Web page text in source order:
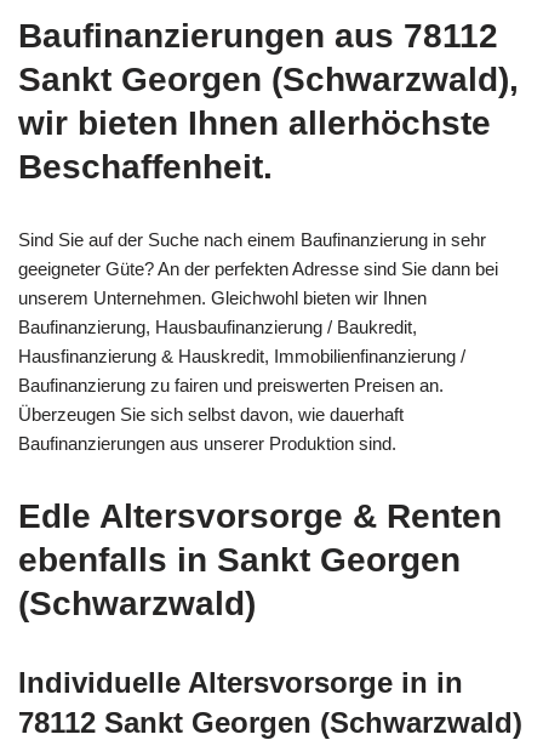
Baufinanzierungen aus 78112
Sankt Georgen (Schwarzwald),
wir bieten Ihnen allerhöchste
Beschaffenheit.
Sind Sie auf der Suche nach einem Baufinanzierung in sehr
geeigneter Güte? An der perfekten Adresse sind Sie dann bei
unserem Unternehmen. Gleichwohl bieten wir Ihnen
Baufinanzierung, Hausbaufinanzierung / Baukredit,
Hausfinanzierung & Hauskredit, Immobilienfinanzierung /
Baufinanzierung zu fairen und preiswerten Preisen an.
Überzeugen Sie sich selbst davon, wie dauerhaft
Baufinanzierungen aus unserer Produktion sind.
Edle Altersvorsorge & Renten
ebenfalls in Sankt Georgen
(Schwarzwald)
Individuelle Altersvorsorge in in
78112 Sankt Georgen (Schwarzwald)